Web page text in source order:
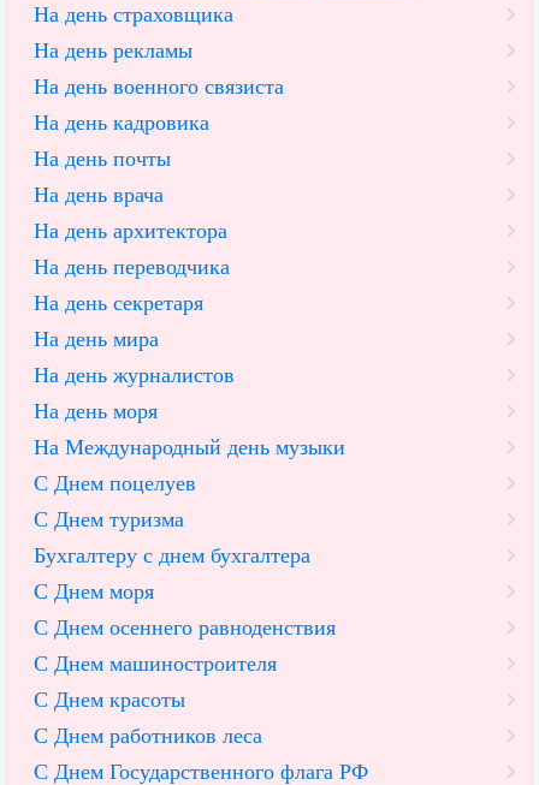
На день страховщика
На день рекламы
На день военного связиста
На день кадровика
На день почты
На день врача
На день архитектора
На день переводчика
На день секретаря
На день мира
На день журналистов
На день моря
На Международный день музыки
С Днем поцелуев
С Днем туризма
Бухгалтеру с днем бухгалтера
С Днем моря
С Днем осеннего равноденствия
С Днем машиностроителя
С Днем красоты
С Днем работников леса
С Днем Государственного флага РФ